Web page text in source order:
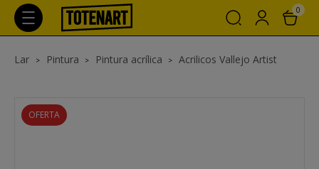
0
Lar Pintura Pintura acrílica Acrilicos Vallejo Artist
OFERTA